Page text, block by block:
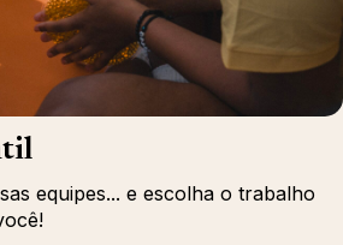
equipes... e escolha o trabalho